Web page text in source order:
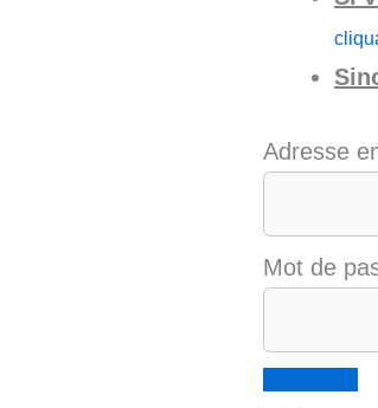
Adresse
Mot de